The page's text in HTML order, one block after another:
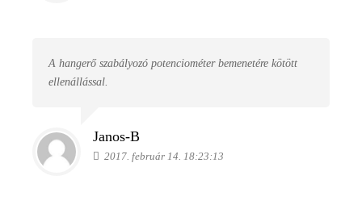
A hangerő szabályozó potenciométer bemenetére kötött
ellenállással.
Janos-B
2017. február 14. 18:23:13